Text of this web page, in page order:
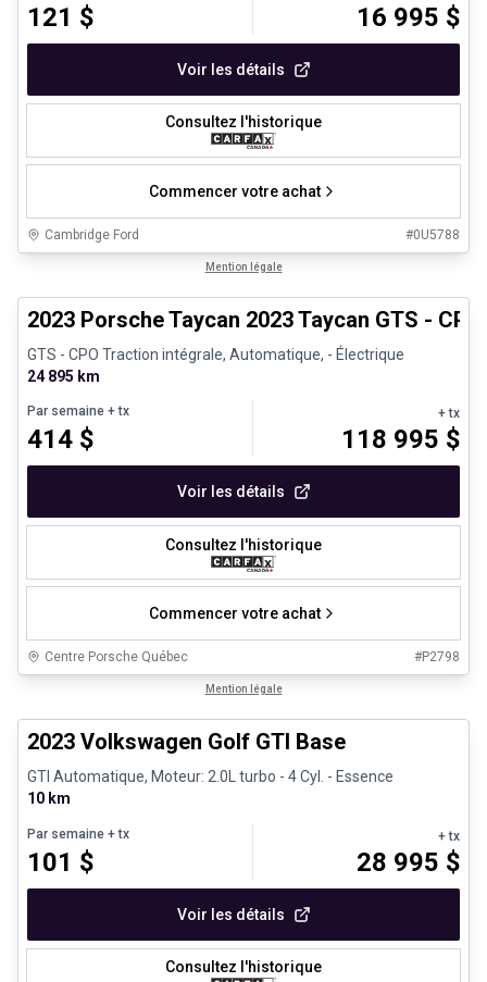
121 $ 16 995 $
Voir les détails
Consultez l'historique
Commencer votre achat
Cambridge Ford #0U5788
Mention légale
Véhicules d'occasion certifiés
2023 Porsche Taycan 2023 Taycan GTS - CPO
GTS - CPO Traction intégrale, Automatique, - Électrique
24 895 km
Par semaine + tx
414 $
+ tx
118 995 $
Voir les détails
Consultez l'historique
Commencer votre achat
Centre Porsche Québec #P2798
Mention légale
2023 Volkswagen Golf GTI Base
GTI Automatique, Moteur: 2.0L turbo - 4 Cyl. - Essence
10 km
Par semaine + tx
101 $
+ tx
28 995 $
Voir les détails
Consultez l'historique